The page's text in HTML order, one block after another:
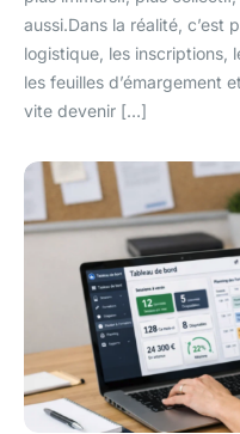
aussi.Dans la réalité, c’est
logistique, les inscriptions,
les feuilles d’émargement
vite devenir […]